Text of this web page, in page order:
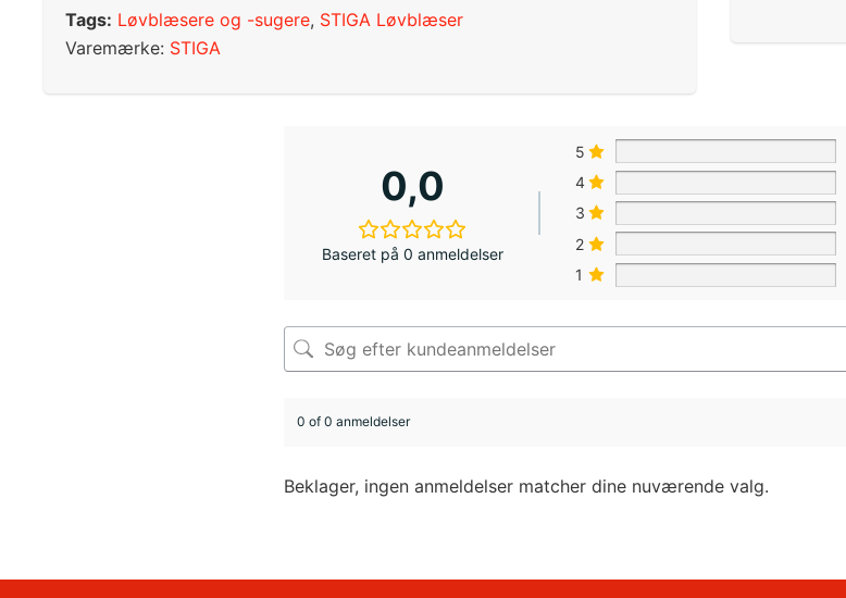
Tags: Løvblæsere og -sugere, STIGA Løvblæser
Varemærke: STIGA
0,0
Baseret på 0 anmeldelser
5
4
3
2
1
0 of 0 anmeldelser
Beklager, ingen anmeldelser matcher dine nuværende valg.